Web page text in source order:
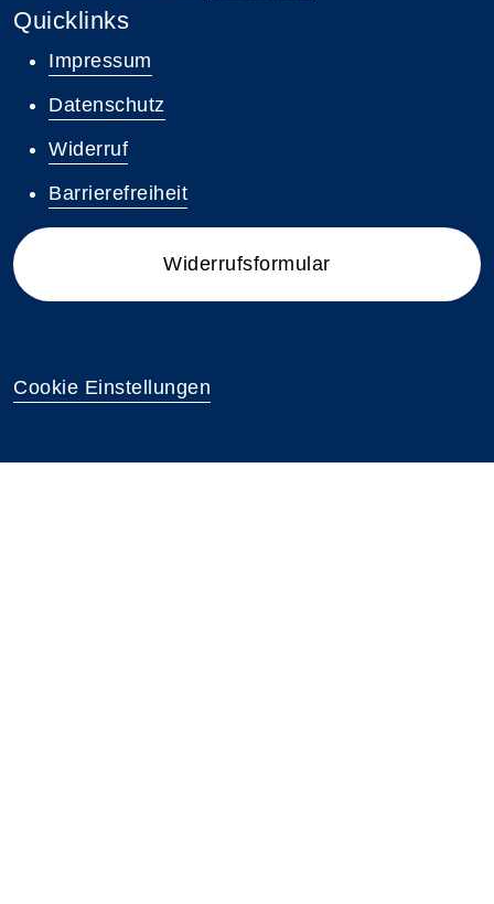
Quicklinks
Impressum
Datenschutz
Widerruf
Barrierefreiheit
Widerrufsformular
Cookie Einstellungen